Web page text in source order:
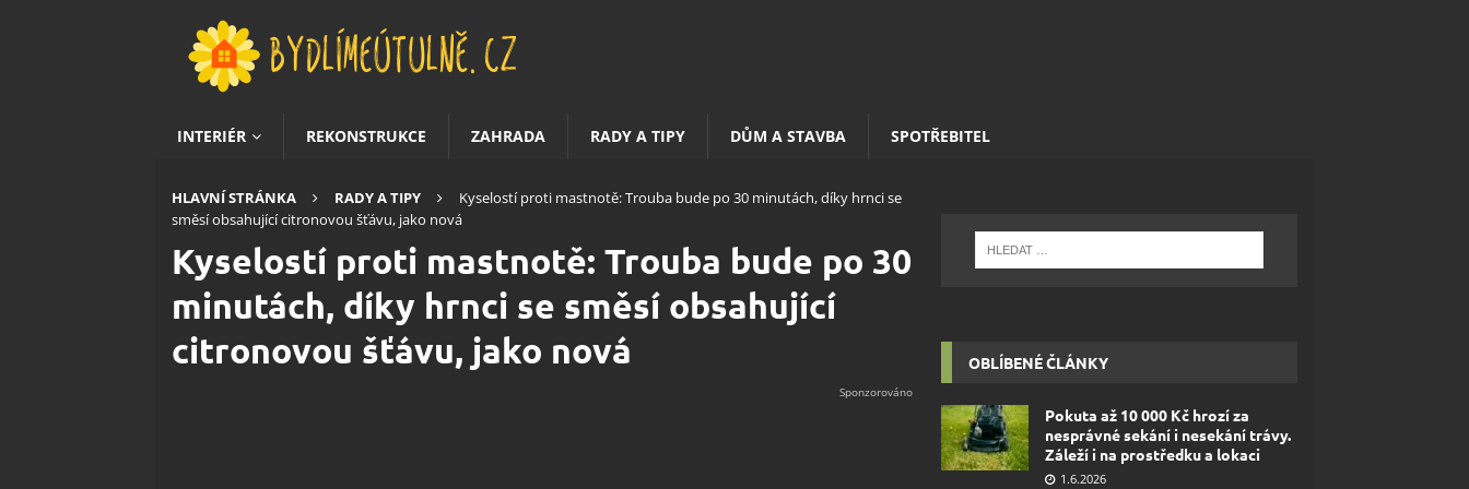
INTERIÉR REKONSTRUKCE ZAHRADA RADY A TIPY DŮM A STAVBA SPOTŘEBITEL
HLAVNÍ STRÁNKA RADY A TIPY
Kyselostí proti mastnotě: Trouba bude po 30 minutách, díky hrnci se
směsí obsahující citronovou šťávu, jako nová
Kyselostí proti mastnotě: Trouba bude po 30
minutách, díky hrnci se směsí obsahující
citronovou šťávu, jako nová
OBLÍBENÉ ČLÁNKY
Pokuta až 10 000 Kč hrozí za
nesprávné sekání i nesekání trávy.
Záleží i na prostředku a lokaci
1.6.2026